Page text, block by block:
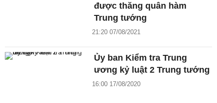
được thăng quân hàm
Trung tướng
21:20 07/08/2021
Ủy ban Kiểm tra Trung
ương kỷ luật 2 Trung tướng
16:00 17/08/2020